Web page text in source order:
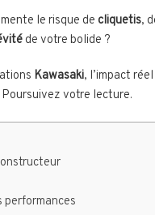
le risque de cliquetis,
de votre bolide ?
Kawasaki, l’impact réel
Poursuivez votre lecture.
performances